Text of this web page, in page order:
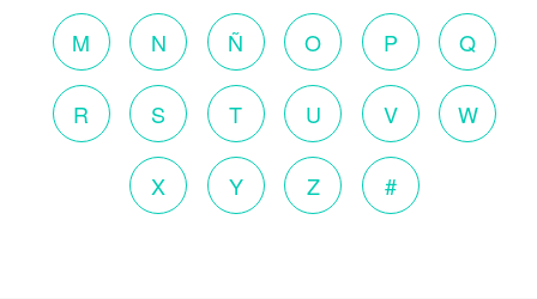
M N Ñ O P Q
R S T U V W
X Y Z #